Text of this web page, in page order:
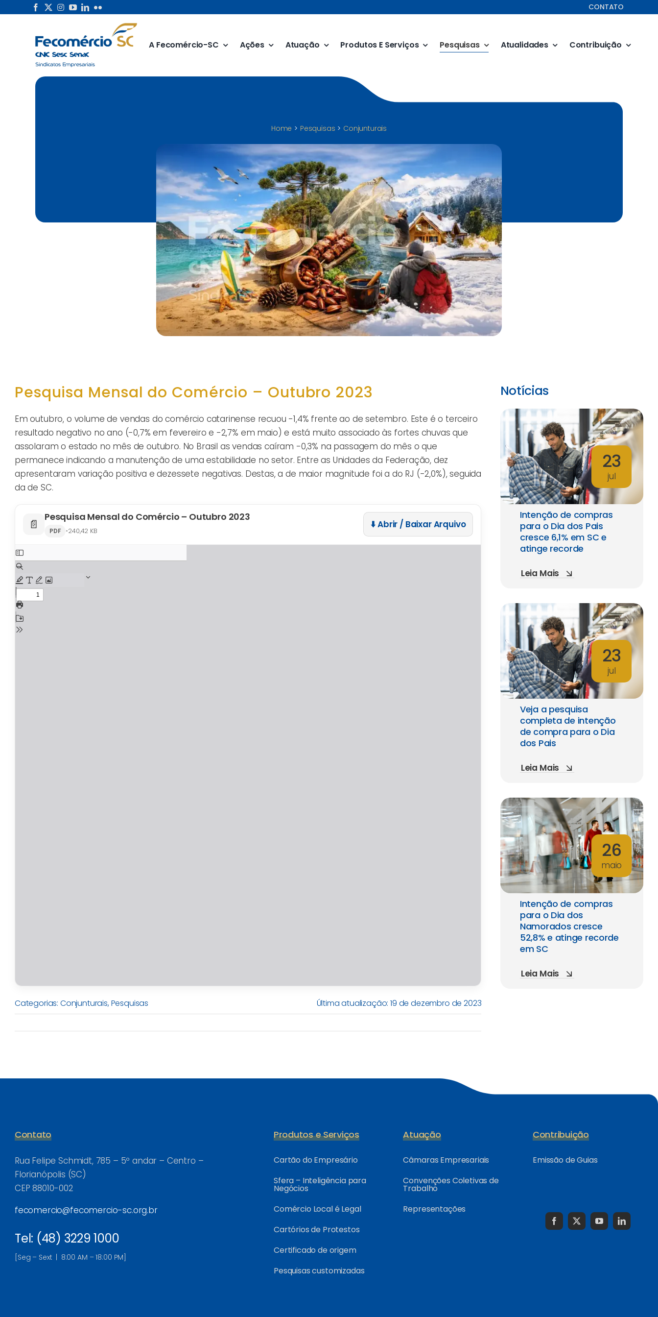
CONTATO
A Fecomércio-SC Ações Atuação Produtos E Serviços Pesquisas Atualidades Contribuição
Home Pesquisas Conjunturais
Pesquisa Mensal do Comércio – Outubro 2023
Em outubro, o volume de vendas do comércio catarinense recuou -1,4% frente ao de setembro. Este é o terceiro
resultado negativo no ano (-0,7% em fevereiro e -2,7% em maio) e está muito associado às fortes chuvas que
assolaram o estado no mês de outubro. No Brasil as vendas caíram -0,3% na passagem do mês o que
permanece indicando a manutenção de uma estabilidade no setor. Entre as Unidades da Federação, dez
apresentaram variação positiva e dezessete negativas. Destas, a de maior magnitude foi a do RJ (-2,0%), seguida
da de SC.
📄
Pesquisa Mensal do Comércio – Outubro 2023
PDF •240,42 KB
⬇️ Abrir / Baixar Arquivo
Categorias: Conjunturais,Pesquisas Última atualização: 19 de dezembro de 2023
Notícias
23
jul
Intenção de compras
para o Dia dos Pais
cresce 6,1% em SC e
atinge recorde
Leia Mais
23
jul
Veja a pesquisa
completa de intenção
de compra para o Dia
dos Pais
Leia Mais
26
maio
Intenção de compras
para o Dia dos
Namorados cresce
52,8% e atinge recorde
em SC
Leia Mais
Contato
Rua Felipe Schmidt, 785 – 5º andar – Centro –
Florianópolis (SC)
CEP 88010-002
fecomercio@fecomercio-sc.org.br
Tel: (48) 3229 1000
[Seg – Sext | 8:00 AM – 18:00 PM]
Produtos e Serviços
Cartão do Empresário
Sfera – Inteligência para
Negócios
Comércio Local é Legal
Cartórios de Protestos
Certificado de origem
Pesquisas customizadas
Atuação
Câmaras Empresariais
Convenções Coletivas de
Trabalho
Representações
Contribuição
Emissão de Guias